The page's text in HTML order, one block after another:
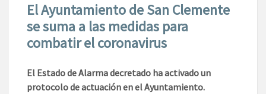
El Ayuntamiento de San Clemente
se suma a las medidas para
combatir el coronavirus
El Estado de Alarma decretado ha activado un
protocolo de actuación en el Ayuntamiento.